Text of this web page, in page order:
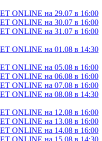
ONLINE на 29.07 в 16:00
ONLINE на 30.07 в 16:00
ONLINE на 31.07 в 16:00
ONLINE на 01.08 в 14:30
ONLINE на 05.08 в 16:00
ONLINE на 06.08 в 16:00
ONLINE на 07.08 в 16:00
ONLINE на 08.08 в 14:30
ONLINE на 12.08 в 16:00
ONLINE на 13.08 в 16:00
ONLINE на 14.08 в 16:00
ONLINE на 15.08 в 14:30